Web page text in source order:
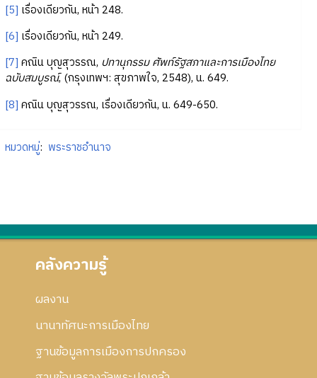
[5] เรื่องเดียวกัน, หน้า 248.
[6] เรื่องเดียวกัน, หน้า 249.
[7] คณิน บุญสุวรรณ, ปทานุกรรม ศัพท์รัฐสภาและการเมืองไทย
ฉบับสมบูรณ์, (กรุงเทพฯ: สุขภาพใจ, 2548), น. 649.
[8] คณิน บุญสุวรรณ, เรื่องเดียวกัน, น. 649-650.
หมวดหมู่: พระราชอำนาจ
คลังความรู้
ผลงาน
นานาทัศนะการเมืองไทย
ฐานข้อมูลการเมืองการปกครอง